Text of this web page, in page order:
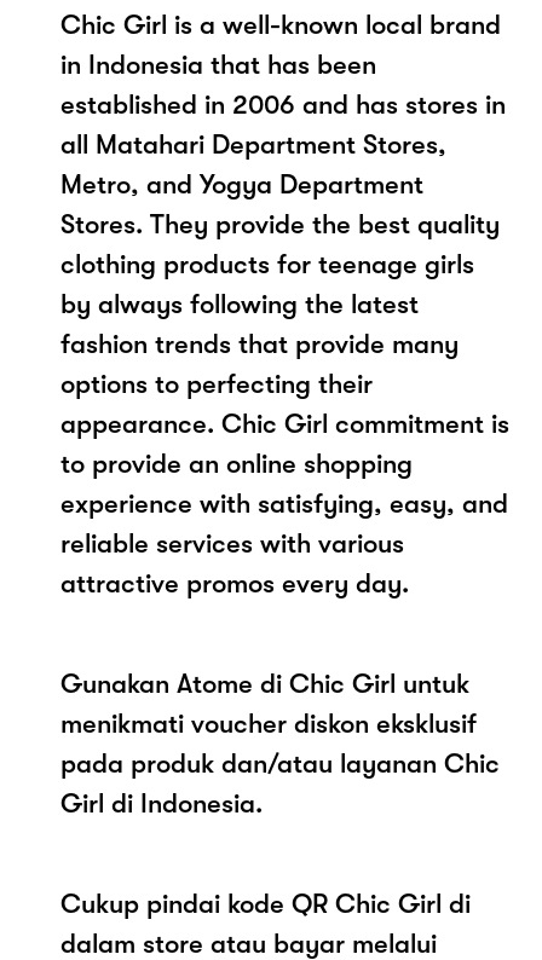
Chic Girl is a well-known local brand
in Indonesia that has been
established in 2006 and has stores in
all Matahari Department Stores,
Metro, and Yogya Department
Stores. They provide the best quality
clothing products for teenage girls
by always following the latest
fashion trends that provide many
options to perfecting their
appearance. Chic Girl commitment is
to provide an online shopping
experience with satisfying, easy, and
reliable services with various
attractive promos every day.
Gunakan Atome di Chic Girl untuk
menikmati voucher diskon eksklusif
pada produk dan/atau layanan Chic
Girl di Indonesia.
Cukup pindai kode QR Chic Girl di
dalam store atau bayar melalui